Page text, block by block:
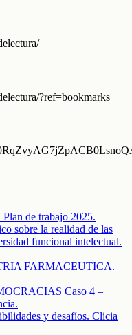
?ref=bookmarks
de trabajo 2025.
sobre la realidad de las
funcional intelectual.
FARMACEUTICA.
Caso 4 –
y desafíos. Clicia